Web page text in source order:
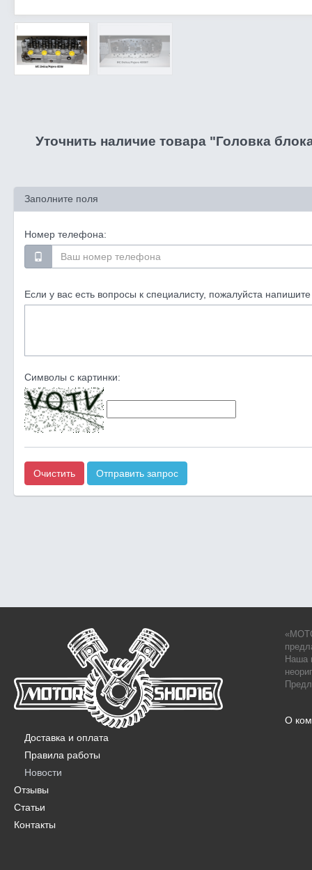
Уточнить наличие товара "Головка
Заполните поля
Номер телефона:
Если у вас есть вопросы к специалисту, пожалуйста напишите
Символы с картинки:
Очистить Отправить запрос
Наша
О
Доставка и оплата
Правила работы
Новости
Отзывы
Статьи
Контакты